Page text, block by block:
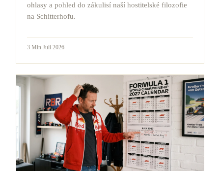
ohlasy a pohled do zákulisí naší hostitelské filozofie
na Schitterhofu.
3 Min.Juli 2026